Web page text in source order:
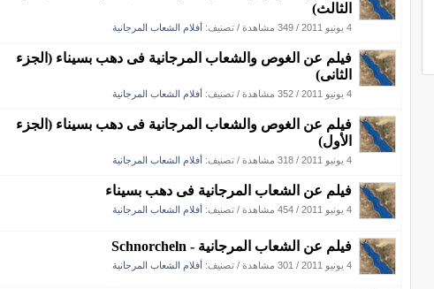
الثالث)
4 يونيو 2011 / 349 مشاهدة / تصنيف: أفلام الشعاب المرجانية
فيلم عن الغوص والشعاب المرجانية فى دهب بسيناء (الجزء
الثانى)
4 يونيو 2011 / 352 مشاهدة / تصنيف: أفلام الشعاب المرجانية
فيلم عن الغوص والشعاب المرجانية فى دهب بسيناء (الجزء
الأول)
4 يونيو 2011 / 318 مشاهدة / تصنيف: أفلام الشعاب المرجانية
فيلم عن الشعاب المرجانية فى دهب بسيناء
4 يونيو 2011 / 454 مشاهدة / تصنيف: أفلام الشعاب المرجانية
فيلم عن الشعاب المرجانية - Schnorcheln
4 يونيو 2011 / 301 مشاهدة / تصنيف: أفلام الشعاب المرجانية